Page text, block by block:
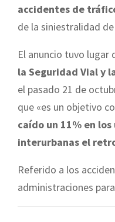
accidentes de
de la siniestralidad
El anuncio tuvo lugar
la Seguridad Vial y
el pasado 21 de
que «es un objetivo
caído un 11% en
interurbanas el
Referido a los
administraciones